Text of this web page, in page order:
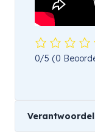
0/5 (0